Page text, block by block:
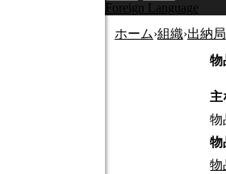
Foreign Language
ホーム›組織›出納局
物
主
物
物
物